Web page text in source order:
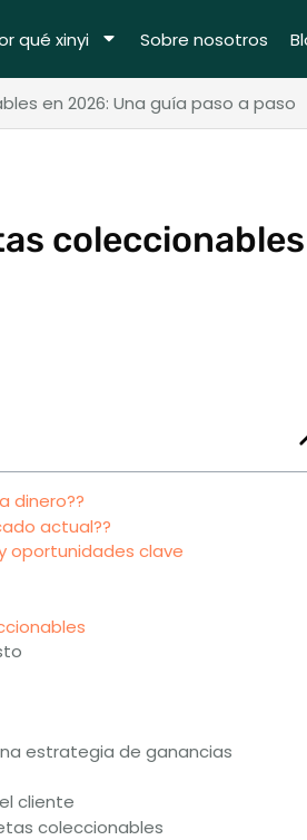
qué xinyi Sobre nosotros
en 2026: Una guía paso a paso
dinero??
actual??
oportunidades clave
estrategia de ganancias
cliente
coleccionables